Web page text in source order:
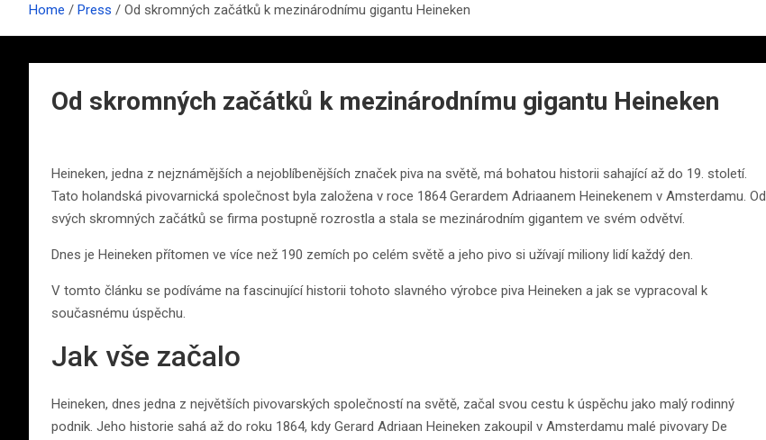
Home Press Od skromných začátků k mezinárodnímu gigantu Heineken
Od skromných začátků k mezinárodnímu gigantu Heineken
Heineken, jedna z nejznámějších a nejoblíbenějších značek piva na světě, má bohatou historii sahající až do 19. století.
Tato holandská pivovarnická společnost byla založena v roce 1864 Gerardem Adriaanem Heinekenem v Amsterdamu. Od
svých skromných začátků se firma postupně rozrostla a stala se mezinárodním gigantem ve svém odvětví.
Dnes je Heineken přítomen ve více než 190 zemích po celém světě a jeho pivo si užívají miliony lidí každý den.
V tomto článku se podíváme na fascinující historii tohoto slavného výrobce piva Heineken a jak se vypracoval k
současnému úspěchu.
Jak vše začalo
Heineken, dnes jedna z největších pivovarských společností na světě, začal svou cestu k úspěchu jako malý rodinný
podnik. Jeho historie sahá až do roku 1864, kdy Gerard Adriaan Heineken zakoupil v Amsterdamu malé pivovary De